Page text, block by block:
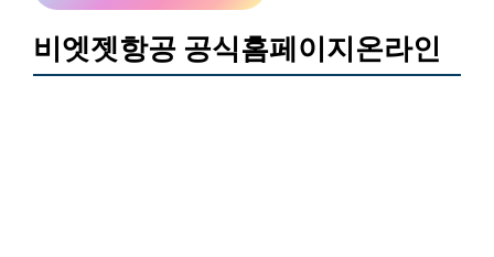
비엣젯항공 공식홈페이지온라인